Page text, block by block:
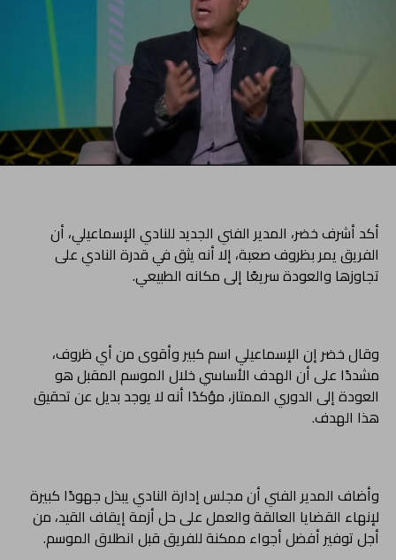
أكد أشرف خضر، المدير الفني الجديد للنادي الإسماعيلي، أن
الفريق يمر بظروف صعبة، إلا أنه يثق في قدرة النادي على
تجاوزها والعودة سريعًا إلى مكانه الطبيعي.
وقال خضر إن الإسماعيلي اسم كبير وأقوى من أي ظروف،
مشددًا على أن الهدف الأساسي خلال الموسم المقبل هو
العودة إلى الدوري الممتاز، مؤكدًا أنه لا يوجد بديل عن تحقيق
هذا الهدف.
وأضاف المدير الفني أن مجلس إدارة النادي يبذل جهودًا كبيرة
لإنهاء القضايا العالقة والعمل على حل أزمة إيقاف القيد، من
أجل توفير أفضل أجواء ممكنة للفريق قبل انطلاق الموسم.